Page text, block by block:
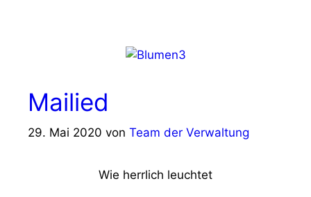
Mailied
29. Mai 2020 von Team der Verwaltung
Wie herrlich leuchtet